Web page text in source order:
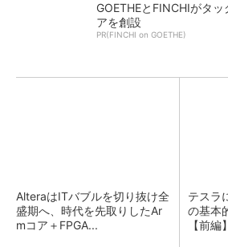
GOETHEとFINCHIがタ
アを創設
PR(FINCHI on GOETHE)
AlteraはITバブルを切り抜け全
盛期へ、時代を先取りしたAr
mコア＋FPGA...
テスラ
の基本
【前編】